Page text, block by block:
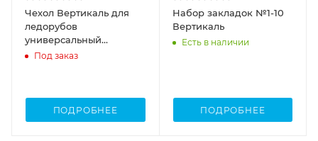
Чехол Вертикаль для
ледорубов
универсальный
фиолетовый
Под заказ
ПОДРОБНЕЕ
Набор закладок №1-10
Вертикаль
Есть в наличии
ПОДРОБНЕЕ